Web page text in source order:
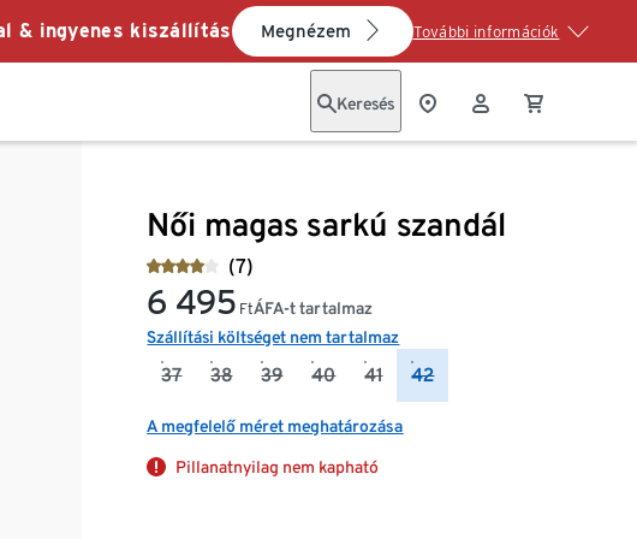
& ingyenes kiszállítás Megnézem További információk
Keresés
Női magas sarkú szandál
(7)
6 495 FtÁFA-t tartalmaz
Szállítási költséget nem tartalmaz
37 38 39 40 41 42
A megfelelő méret meghatározása
Pillanatnyilag nem kapható